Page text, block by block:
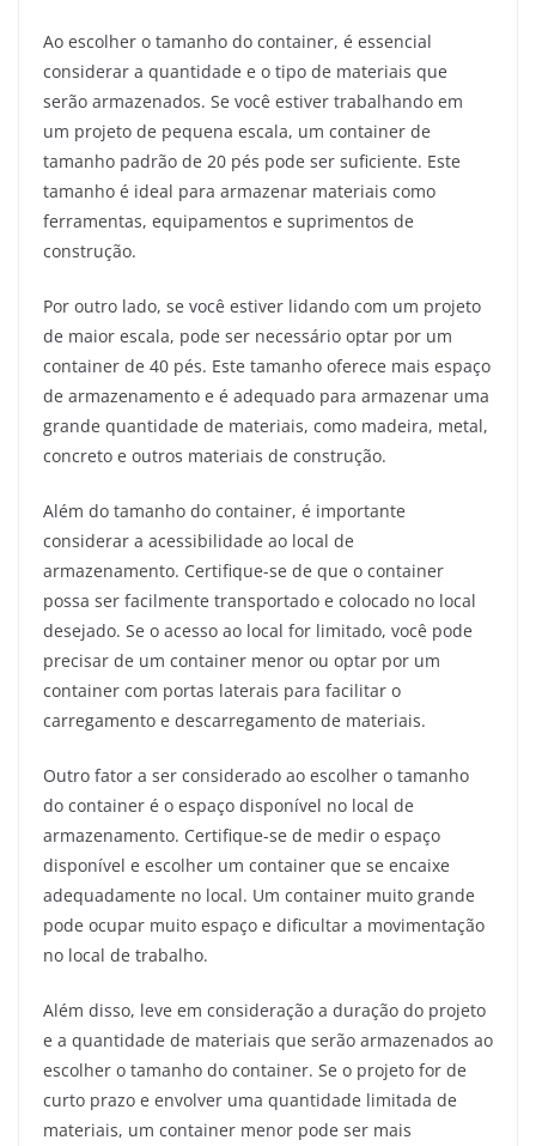
Ao escolher o tamanho do container, é essencial
considerar a quantidade e o tipo de materiais que
serão armazenados. Se você estiver trabalhando em
um projeto de pequena escala, um container de
tamanho padrão de 20 pés pode ser suficiente. Este
tamanho é ideal para armazenar materiais como
ferramentas, equipamentos e suprimentos de
construção.
Por outro lado, se você estiver lidando com um projeto
de maior escala, pode ser necessário optar por um
container de 40 pés. Este tamanho oferece mais espaço
de armazenamento e é adequado para armazenar uma
grande quantidade de materiais, como madeira, metal,
concreto e outros materiais de construção.
Além do tamanho do container, é importante
considerar a acessibilidade ao local de
armazenamento. Certifique-se de que o container
possa ser facilmente transportado e colocado no local
desejado. Se o acesso ao local for limitado, você pode
precisar de um container menor ou optar por um
container com portas laterais para facilitar o
carregamento e descarregamento de materiais.
Outro fator a ser considerado ao escolher o tamanho
do container é o espaço disponível no local de
armazenamento. Certifique-se de medir o espaço
disponível e escolher um container que se encaixe
adequadamente no local. Um container muito grande
pode ocupar muito espaço e dificultar a movimentação
no local de trabalho.
Além disso, leve em consideração a duração do projeto
e a quantidade de materiais que serão armazenados ao
escolher o tamanho do container. Se o projeto for de
curto prazo e envolver uma quantidade limitada de
materiais, um container menor pode ser mais